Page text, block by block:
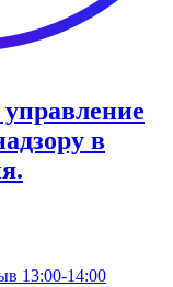
в
13:00-14:00